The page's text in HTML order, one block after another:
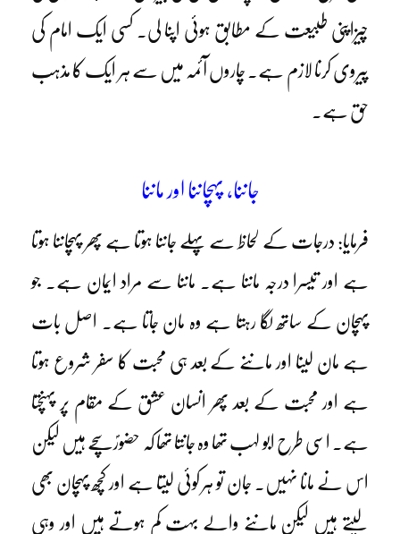
چیزاپنی طبیعت کے مطابق ہوئی اپنا لی۔ کسی ایک امام کی
پیروی کرنا لازم ہے۔ چاروں آئمہ میں سے ہر ایک کا مذہب
حق ہے۔
جاننا، پہچاننا اور ماننا
فرمایا: درجات کے لحاظ سے پہلے جاننا ہوتا ہے پھر پہچاننا ہوتا
ہے اور تیسرا درجہ ماننا ہے۔ ماننا سے مراد ایمان ہے۔ جو
پہچان کے ساتھ لگا رہتا ہے وہ مان جاتا ہے۔ اصل بات
ہے مان لینا اور ماننے کے بعد ہی محبت کا سفر شروع ہوتا
ہے اور محبت کے بعد پھر انسان عشق کے مقام پر پہنچتا
ہے۔ اسی طرح ابو لہب تھا وہ جانتا تھا کہ حضورؐ سچے ہیں لیکن
اس نے مانا نہیں۔ جان تو ہر کوئی لیتا ہے اور کچھ پہچان بھی
لیتے ہیں لیکن ماننے والے بہت کم ہوتے ہیں اور وہی